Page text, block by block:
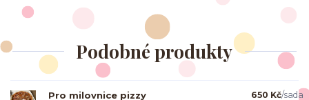
Podobné produkty
Pro milovnice pizzy 650 Kč/sada